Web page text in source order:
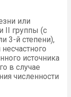
или
II группы (c
3-й степени),
источника
в случае
численности